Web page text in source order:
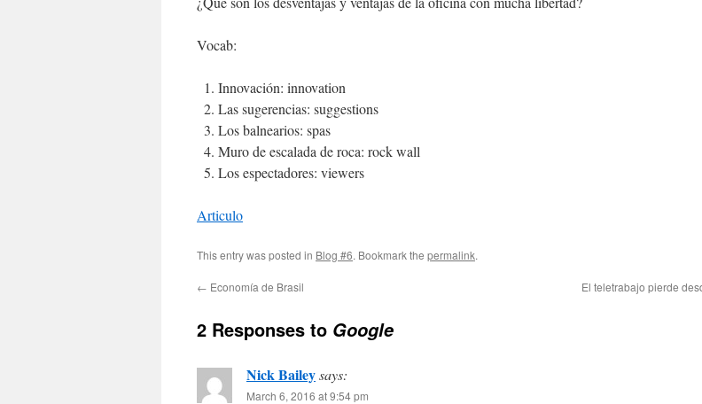
Vocab:
Innovación: innovation
Las sugerencias: suggestions
Los balnearios: spas
Muro de escalada de roca: rock wall
Los espectadores: viewers
Articulo
This entry was posted in Blog #6. Bookmark the permalink.
← Economía de Brasil El teletrabajo pierde
2 Responses to Google
Nick Baileysays:
March 6, 2016 at 9:54 pm